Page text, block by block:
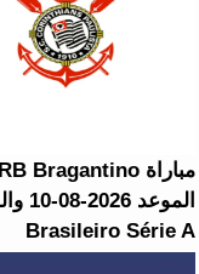
Brasileiro Série A